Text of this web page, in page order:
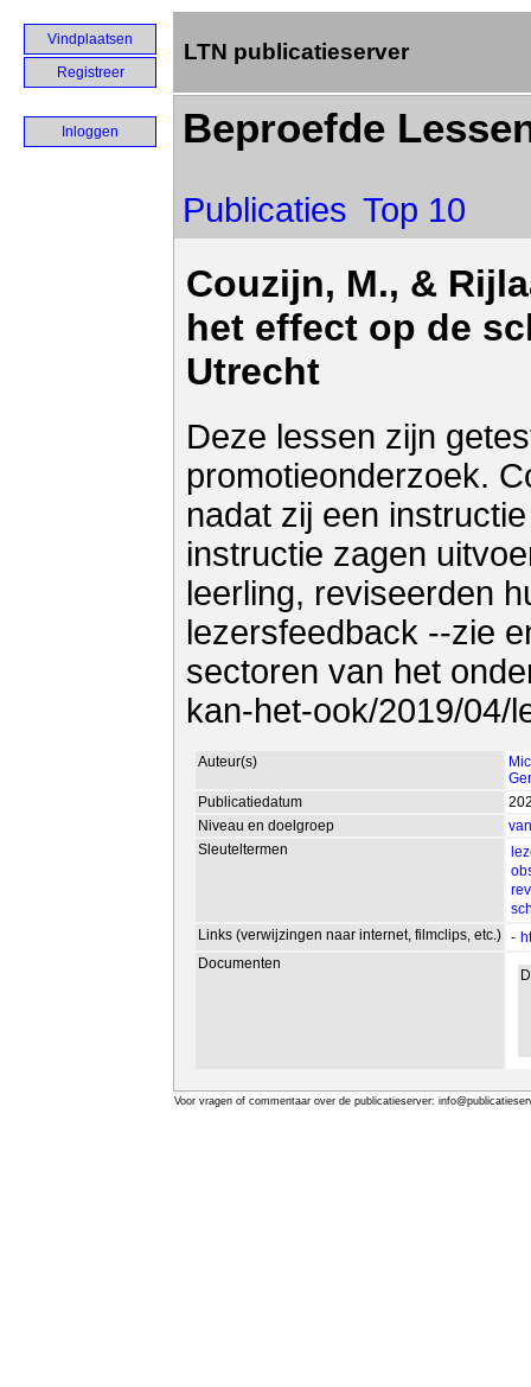
Vindplaatsen
Registreer
Inloggen
LTN publicatieserver
Beproefde
Publicaties Top 10
Couzijn, M., &
het effect op de
Utrecht
Deze lessen zijn
promotieonderzoek.
nadat zij een
instructie zagen
leerling, reviseerden
lezersfeedback --zie
sectoren van het
kan-het-ook/2019/04/
Auteur(s)
Publicatiedatum
Niveau en doelgroep
Sleuteltermen
Links (verwijzingen naar internet, filmclips, etc.) -
Documenten
Voor vragen of commentaar over de publicatieserver: